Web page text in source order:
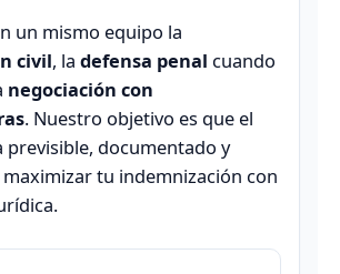
un mismo equipo la
civil, la defensa penal cuando
negociación con
. Nuestro objetivo es que el
previsible, documentado y
tu indemnización con